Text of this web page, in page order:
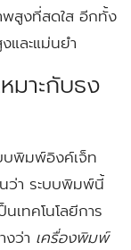
พสูงที่สดใส อีกทั้ง
และแม่นยำ
มาะกับธง
บพิมพ์อิงค์เจ็ท
ว่า ระบบพิมพ์นี้
เทคโนโลยีการ
ว่า เครื่องพิมพ์